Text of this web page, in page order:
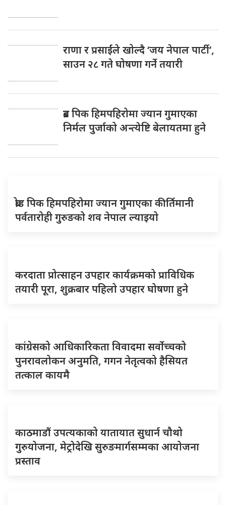
राणा र प्रसाईंले खोल्दै ‘जय नेपाल पार्टी’,
साउन २८ गते घोषणा गर्ने तयारी
ब्रड पिक हिमपहिरोमा ज्यान गुमाएका
निर्मल पुर्जाको अन्त्येष्टि बेलायतमा हुने
ब्रोड पिक हिमपहिरोमा ज्यान गुमाएका कीर्तिमानी
पर्वतारोही गुरुङको शव नेपाल ल्याइयो
करदाता प्रोत्साहन उपहार कार्यक्रमको प्राविधिक
तयारी पूरा, शुक्रबार पहिलो उपहार घोषणा हुने
कांग्रेसको आधिकारिकता विवादमा सर्वोच्चको
पुनरावलोकन अनुमति, गगन नेतृत्वको हैसियत
तत्काल कायमै
काठमाडौं उपत्यकाको यातायात सुधार्न चौथो
गुरुयोजना, मेट्रोदेखि सुरुङमार्गसम्मका आयोजना
प्रस्ताव